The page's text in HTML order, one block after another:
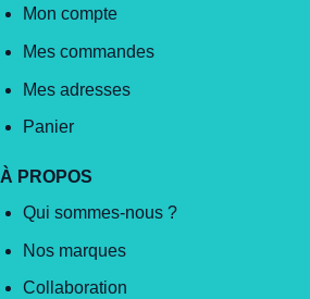
Mon compte
Mes commandes
Mes adresses
Panier
À PROPOS
Qui sommes-nous ?
Nos marques
Collaboration